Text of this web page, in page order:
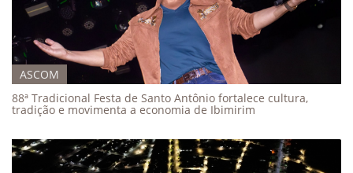
ASCOM
88ª Tradicional Festa de Santo Antônio fortalece cultura,
tradição e movimenta a economia de Ibimirim